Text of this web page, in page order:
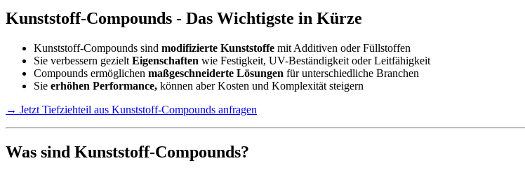
Kunststoff-Compounds - Das Wichtigste in Kürze
Kunststoff-Compounds sind modifizierte Kunststoffe mit Additiven oder Füllstoffen
Sie verbessern gezielt Eigenschaften wie Festigkeit, UV-Beständigkeit oder Leitfähigkeit
Compounds ermöglichen maßgeschneiderte Lösungen für unterschiedliche Branchen
Sie erhöhen Performance, können aber Kosten und Komplexität steigern
→ Jetzt Tiefziehteil aus Kunststoff-Compounds anfragen
Was sind Kunststoff-Compounds?